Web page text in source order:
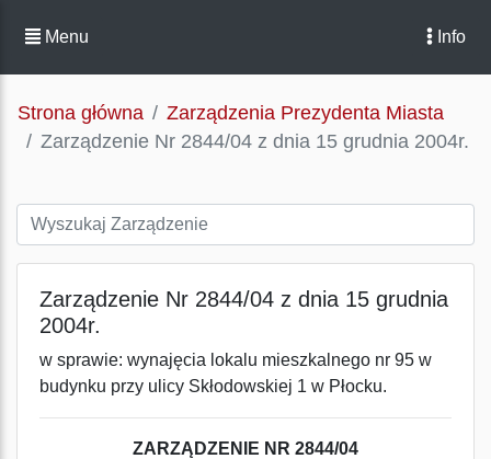
Menu Info
Strona główna
Zarządzenia Prezydenta Miasta
Zarządzenie Nr 2844/04 z dnia 15 grudnia 2004r.
Zarządzenie Nr 2844/04 z dnia 15 grudnia
2004r.
w sprawie: wynajęcia lokalu mieszkalnego nr 95 w
budynku przy ulicy Skłodowskiej 1 w Płocku.
ZARZĄDZENIE NR 2844/04